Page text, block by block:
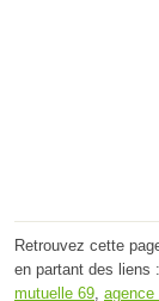
Retrouvez cette
en partant des liens :
mutuelle 69, agence